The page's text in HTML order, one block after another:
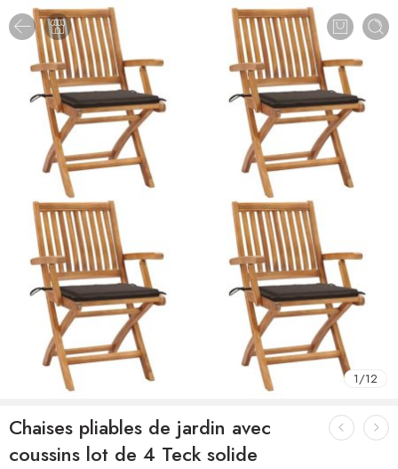
1/12
Chaises pliables de jardin avec
coussins lot de 4 Teck solide